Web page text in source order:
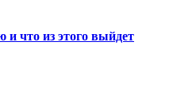
и что из этого выйдет